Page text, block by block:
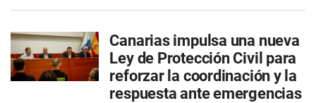
Canarias impulsa una nueva
Ley de Protección Civil para
reforzar la coordinación y la
respuesta ante emergencias